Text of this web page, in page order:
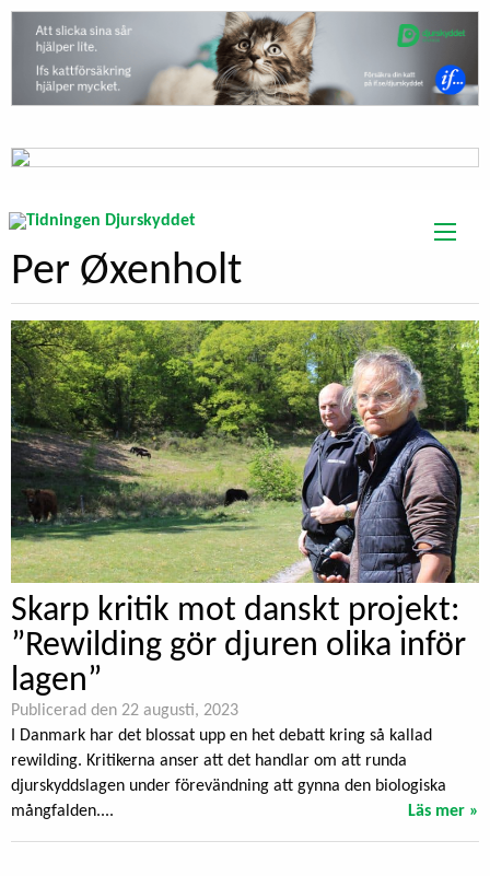
Per Øxenholt
Skarp kritik mot danskt projekt:
”Rewilding gör djuren olika inför
lagen”
Publicerad den 22 augusti, 2023
I Danmark har det blossat upp en het debatt kring så kallad
rewilding. Kritikerna anser att det handlar om att runda
djurskyddslagen under förevändning att gynna den biologiska
mångfalden....
Läs mer »